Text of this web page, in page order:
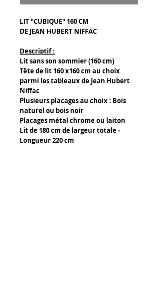
LIT "CUBIQUE" 160 CM
DE JEAN HUBERT NIFFAC
Descriptif :
Lit sans son sommier (160 cm)
Tête de lit 160 x160 cm au choix
parmi les tableaux de Jean Hubert
Niffac
Plusieurs placages au choix : Bois
naturel ou bois noir
Placages métal chrome ou laiton
Lit de 180 cm de largeur totale -
Longueur 220 cm